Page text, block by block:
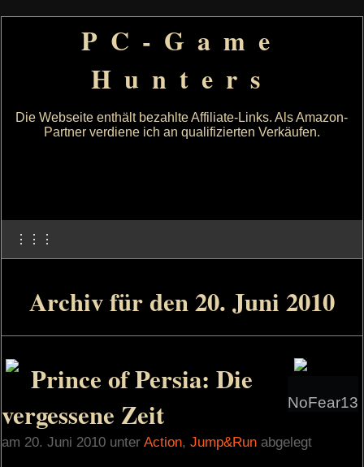
PC-Game
Hunters
Die Webseite enthält bezahlte Affiliate-Links. Als Amazon-
Partner verdiene ich an qualifizierten Verkäufen.
⋮⋮⋮
Archiv für den 20. Juni 2010
NoFear13
Prince of Persia: Die
vergessene Zeit
am 20. Juni 2010 unterAction,Jump&Run abgelegt